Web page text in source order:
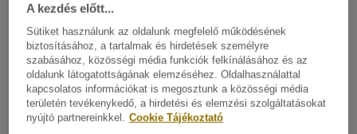
LVT
iD Inspiration Loose-Lay -
Kifutó kollekció - Beton GREY
A könnyen lefektethető és újra felszedhető iD Inspiration
Loose-Lay a szabadalmaztatott a halszálka mintázatának
A kezdés előtt...
Sütiket használunk az oldalunk megfelelő működésének
biztosításához, a tartalmak és hirdetések személyre
szabásához, közösségi média funkciók felkínálásához és az
oldalunk látogatottságának elemzéséhez. Oldalhasználattal
kapcsolatos információkat is megosztunk a közösségi média
területén tevékenykedő, a hirdetési és elemzési szolgáltatásokat
nyújtó partnereinkkel. Cookie Tájékoztató